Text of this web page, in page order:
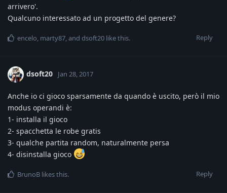
arrivero'.
Qualcuno interessato ad un progetto del genere?
Reply
encelo, marty87, and dsoft20 like this.
dsoft20 Jan 28, 2017
Anche io ci gioco sparsamente da quando è uscito, però il mio
modus operandi è:
1- installa il gioco
2- spacchetta le robe gratis
3- qualche partita random, naturalmente persa
4- disinstalla gioco
Reply
BrunoB likes this.